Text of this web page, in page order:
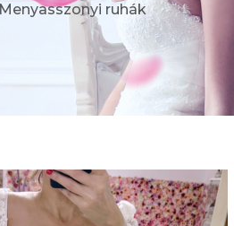
Menyasszonyi ruhák